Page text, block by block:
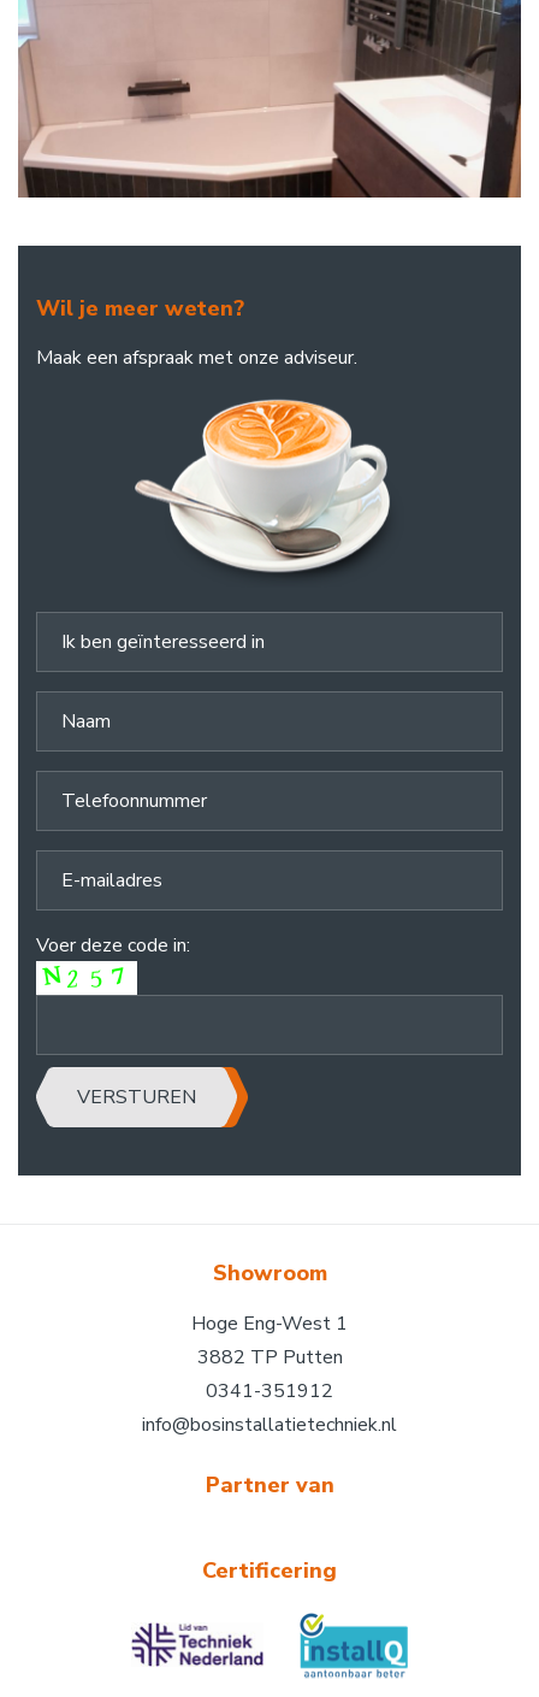
Wil je meer weten?
Maak een afspraak met onze adviseur.
Voer deze code in:
VERSTUREN
Showroom
Hoge Eng-West 1
3882 TP Putten
0341-351912
info@bosinstallatietechniek.nl
Partner van
Certificering